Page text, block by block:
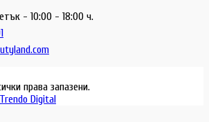
- 10:00 - 18:00 ч.
права запазени.
Trendo Digital